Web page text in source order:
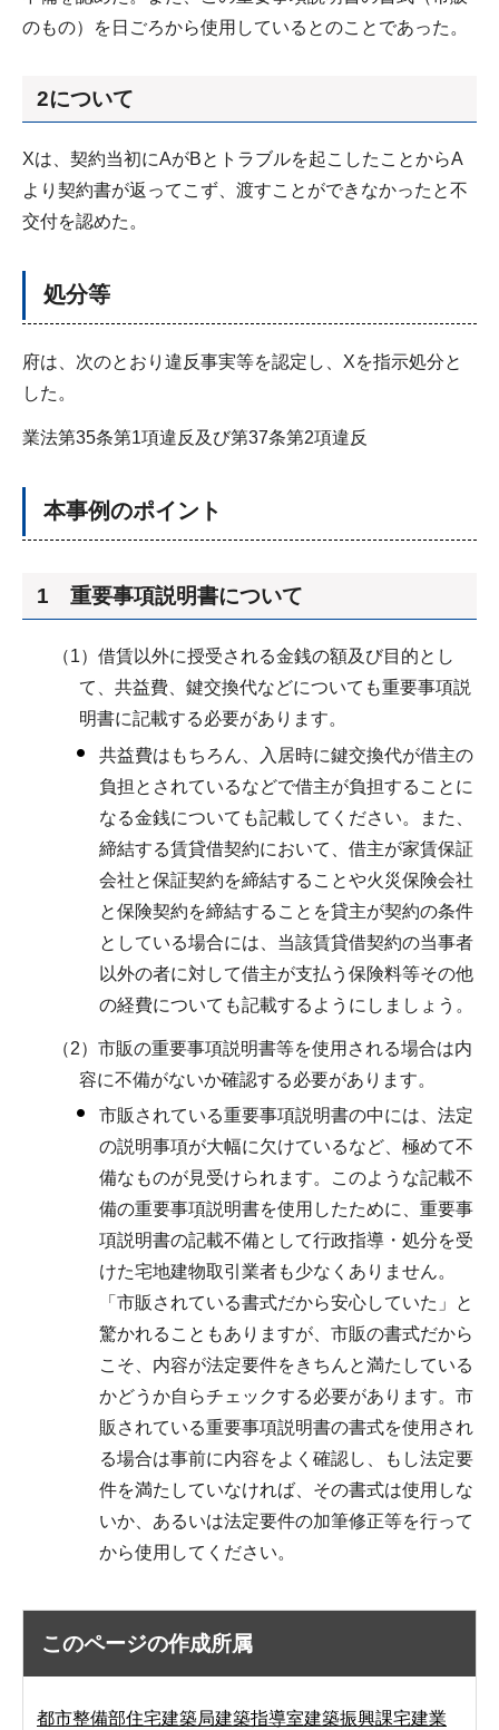
のもの）を日ごろから使用しているとのことであった。
2について
Xは、契約当初にAがBとトラブルを起こしたことからA
より契約書が返ってこず、渡すことができなかったと不
交付を認めた。
処分等
府は、次のとおり違反事実等を認定し、Xを指示処分と
した。
業法第35条第1項違反及び第37条第2項違反
本事例のポイント
1 重要事項説明書について
（1）借賃以外に授受される金銭の額及び目的とし
て、共益費、鍵交換代などについても重要事項説
明書に記載する必要があります。
共益費はもちろん、入居時に鍵交換代が借主の
負担とされているなどで借主が負担することに
なる金銭についても記載してください。また、
締結する賃貸借契約において、借主が家賃保証
会社と保証契約を締結することや火災保険会社
と保険契約を締結することを貸主が契約の条件
としている場合には、当該賃貸借契約の当事者
以外の者に対して借主が支払う保険料等その他
の経費についても記載するようにしましょう。
（2）市販の重要事項説明書等を使用される場合は内
容に不備がないか確認する必要があります。
市販されている重要事項説明書の中には、法定
の説明事項が大幅に欠けているなど、極めて不
備なものが見受けられます。このような記載不
備の重要事項説明書を使用したために、重要事
項説明書の記載不備として行政指導・処分を受
けた宅地建物取引業者も少なくありません。
「市販されている書式だから安心していた」と
驚かれることもありますが、市販の書式だから
こそ、内容が法定要件をきちんと満たしている
かどうか自らチェックする必要があります。市
販されている重要事項説明書の書式を使用され
る場合は事前に内容をよく確認し、もし法定要
件を満たしていなければ、その書式は使用しな
いか、あるいは法定要件の加筆修正等を行って
から使用してください。
このページの作成所属
都市整備部住宅建築局建築指導室建築振興課宅建業